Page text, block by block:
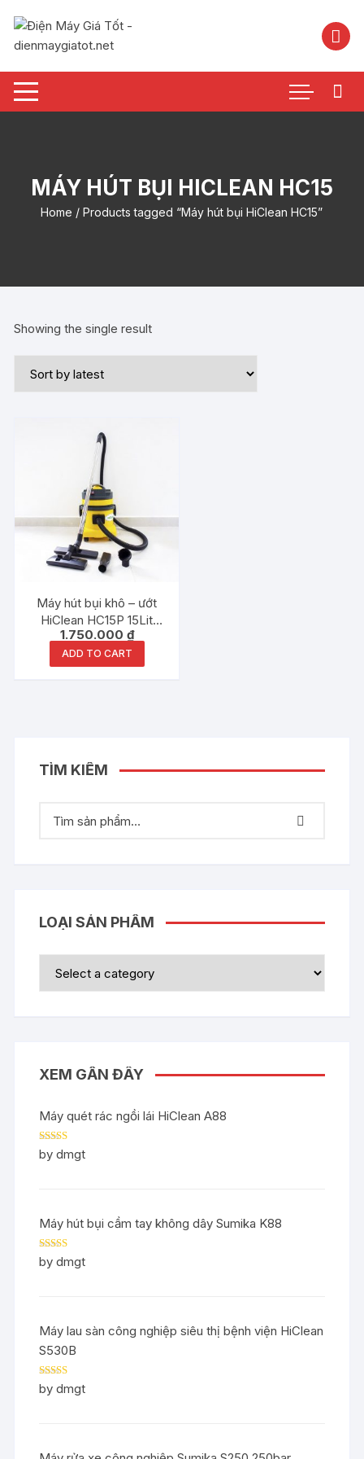
nội
MÁY HÚT BỤI HICLEAN HC15
Home / Products tagged “Máy hút bụi HiClean HC15”
Showing the single result
Máy hút bụi khô – ướt
HiClean HC15P 15Lit
1500W thùng nhựa –
Hàng chính hãng
1.750.000 ₫
ADD TO CART
TÌM KIẾM
LOẠI SẢN PHẨM
XEM GẦN ĐÂY
Máy quét rác ngồi lái HiClean A88
Rated5out
of 5
by dmgt
Máy hút bụi cầm tay không dây Sumika K88
Rated5out
of 5
by dmgt
Máy lau sàn công nghiệp siêu thị bệnh viện HiClean
S530B
Rated5out
of 5
by dmgt